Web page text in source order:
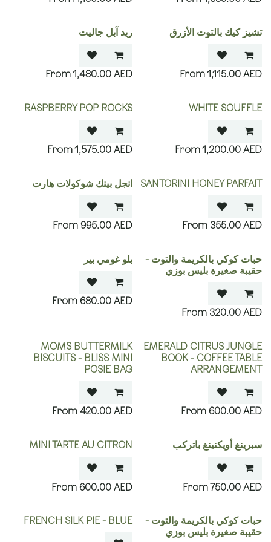
تشيز كيك بالتوت الأزرق
1,115.00 AED
ريد آبل جاليت
1,480.00 AED
WHITE SOUFFLE
1,200.00 AED
RASPBERRY POP ROCKS
1,575.00 AED
SANTORINI HONEY PARFAIT
355.00 AED
انجل بينك شوكولات هارت
995.00 AED
حبات كوكي بالكريمة والتوت -
حقيبة صغيرة بليس بوزي
320.00 AED
بلو غومي بير
680.00 AED
EMERALD CITRUS JUNGLE
BOOK - COFFEE TABLE
ARRANGEMENT
600.00 AED
MOMS BUTTERMILK
BISCUITS - BLISS MINI
POSIE BAG
420.00 AED
سبرينغ أويكنينغ باتركب
750.00 AED
MINI TARTE AU CITRON
600.00 AED
حبات كوكي بالكريمة والتوت -
حقيبة صغيرة بليس بوزي
FRENCH SILK PIE - BLUE